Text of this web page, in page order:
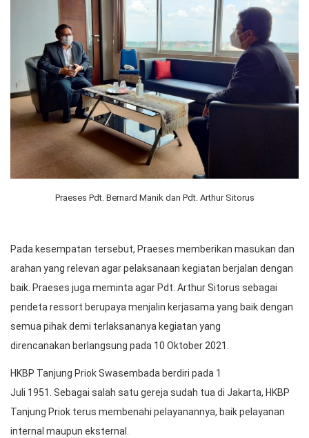
Praeses Pdt. Bernard Manik dan Pdt. Arthur Sitorus
Pada kesempatan tersebut, Praeses memberikan masukan dan
arahan yang relevan agar pelaksanaan kegiatan berjalan dengan
baik. Praeses juga meminta agar Pdt. Arthur Sitorus sebagai
pendeta ressort berupaya menjalin kerjasama yang baik dengan
semua pihak demi terlaksananya kegiatan yang
direncanakan berlangsung pada 10 Oktober 2021.
HKBP Tanjung Priok Swasembada berdiri pada 1
Juli 1951. Sebagai salah satu gereja sudah tua di Jakarta, HKBP
Tanjung Priok terus membenahi pelayanannya, baik pelayanan
internal maupun eksternal.